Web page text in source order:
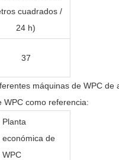
cuadrados /
24 h)
37
máquinas de WPC de
como referencia:
Planta
económica de
WPC